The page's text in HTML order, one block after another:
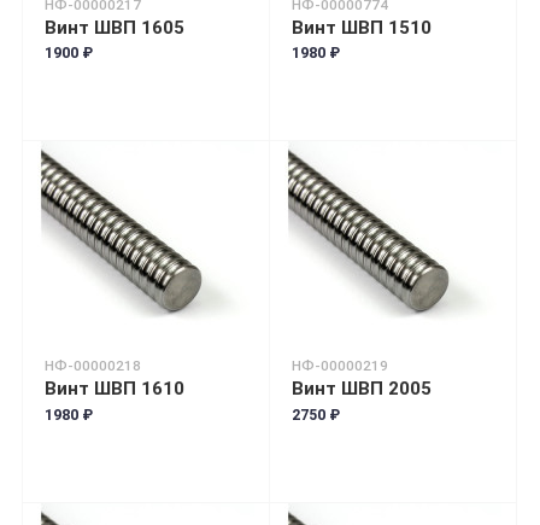
НФ-00000217
Винт ШВП 1605
1900 ₽
НФ-00000774
Винт ШВП 1510
1980 ₽
НФ-00000218
Винт ШВП 1610
1980 ₽
НФ-00000219
Винт ШВП 2005
2750 ₽